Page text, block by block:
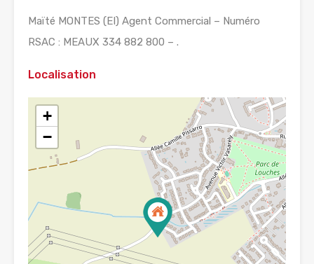
Maïté MONTES (EI) Agent Commercial – Numéro
RSAC : MEAUX 334 882 800 – .
Localisation
+
−